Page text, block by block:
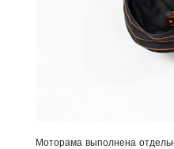
Моторама выполнена